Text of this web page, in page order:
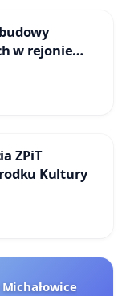
w rejonie
ZPiT
Kultury